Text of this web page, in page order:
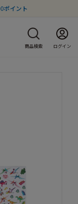
ポイント
商品検索 ログイン